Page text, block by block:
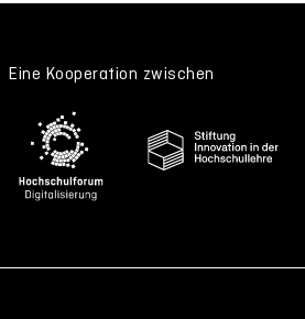
Eine Kooperation zwischen